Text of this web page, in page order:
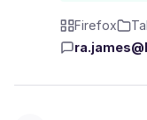
Firefox